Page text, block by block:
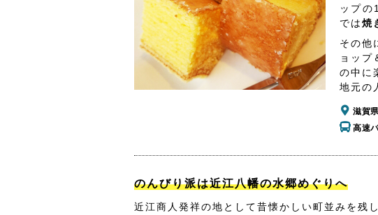
ップの
では焼
その他
ョップ
の中に
地元の
滋賀
高速
のんびり派は近江八幡の水郷めぐりへ
近江商人発祥の地として昔懐かしい町並みを残